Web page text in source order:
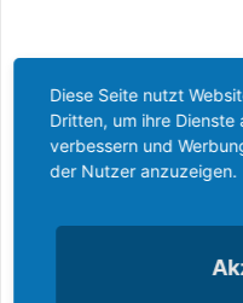
Diese Seite nutzt
Dritten, um ihre
verbessern und
der Nutzer anzuzeigen.